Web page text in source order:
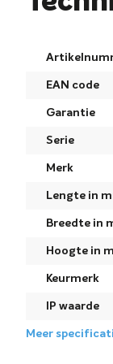
EAN code
Garantie
Serie
Merk
Lengte in
Breedte in
Hoogte in
Keurmerk
IP waarde
Meer